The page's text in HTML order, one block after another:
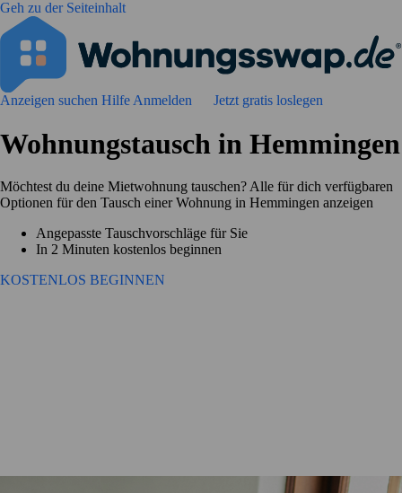
Geh zu der Seiteinhalt
Anzeigen suchen Hilfe Anmelden Jetzt gratis loslegen
Wohnungstausch in Hemmingen
Möchtest du deine Mietwohnung tauschen? Alle für dich verfügbaren
Optionen für den Tausch einer Wohnung in Hemmingen anzeigen
Angepasste Tauschvorschläge für Sie
In 2 Minuten kostenlos beginnen
KOSTENLOS BEGINNEN